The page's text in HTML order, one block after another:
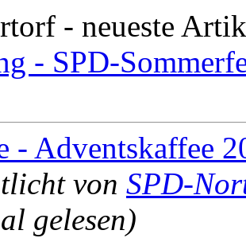
- neueste
- SPD-
- Adventskaffee
von SPD-
gelesen)